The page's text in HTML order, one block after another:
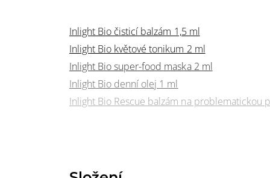
Inlight Bio čisticí balzám 1,5 ml
Inlight Bio květové tonikum 2 ml
Inlight Bio super-food maska 2 ml
Inlight Bio denní olej 1 ml
Inlight Bio Rescue balzám na problematickou